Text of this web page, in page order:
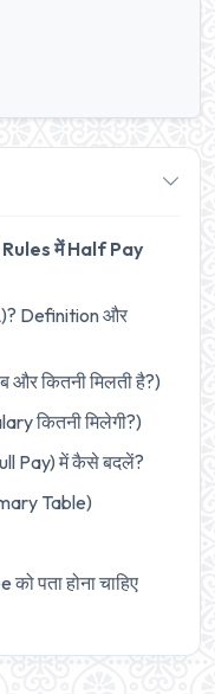
में Half Pay
Definition और
कितनी मिलती है?)
कितनी मिलेगी?)
Pay) में कैसे बदलें?
Table)
पता होना चाहिए